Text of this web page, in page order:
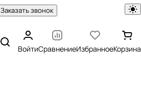
Заказать звонок
ВойтиСравнениеИзбранноеКорзина